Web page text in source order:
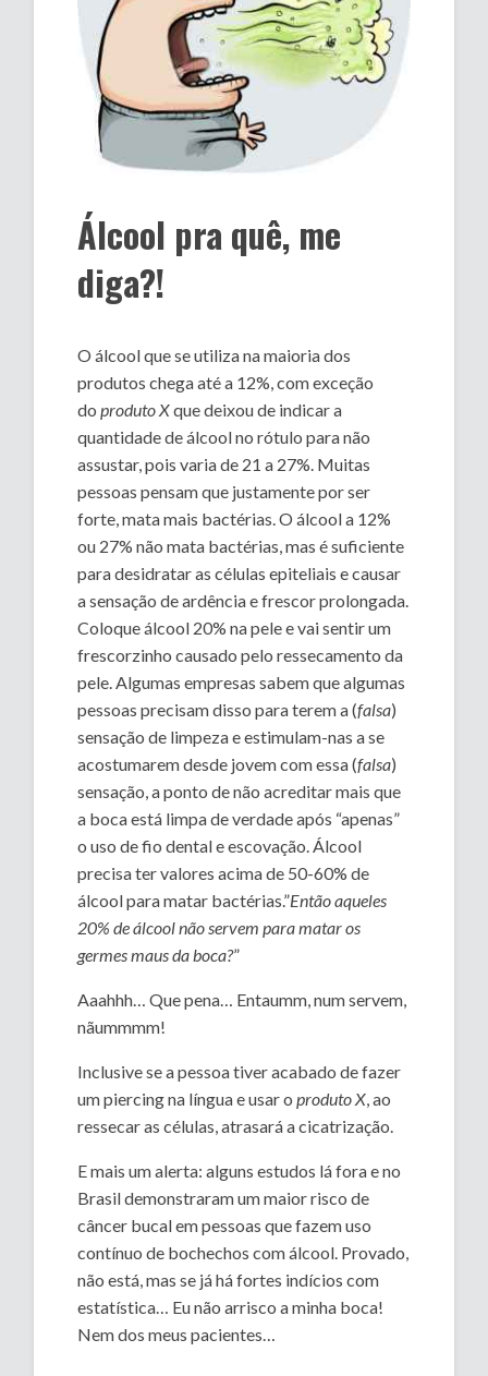
Álcool pra quê, me
diga?!
O álcool que se utiliza na maioria dos
produtos chega até a 12%, com exceção
do produto Xque deixou de indicar a
quantidade de álcool no rótulo para não
assustar, pois varia de 21 a 27%. Muitas
pessoas pensam que justamente por ser
forte, mata mais bactérias. O álcool a 12%
ou 27% não mata bactérias, mas é suficiente
para desidratar as células epiteliais e causar
a sensação de ardência e frescor prolongada.
Coloque álcool 20% na pele e vai sentir um
frescorzinho causado pelo ressecamento da
pele. Algumas empresas sabem que algumas
pessoas precisam disso para terem a (falsa)
sensação de limpeza e estimulam-nas a se
acostumarem desde jovem com essa (falsa)
sensação, a ponto de não acreditar mais que
a boca está limpa de verdade após “apenas”
o uso de fio dental e escovação. Álcool
precisa ter valores acima de 50-60% de
álcool para matar bactérias.”Então aqueles
20% de álcool não servem para matar os
germes maus da boca?”
Aaahhh… Que pena… Entaumm, num servem,
nãummmm!
Inclusive se a pessoa tiver acabado de fazer
um piercing na língua e usar o produto X , ao
ressecar as células, atrasará a cicatrização.
E mais um alerta: alguns estudos lá fora e no
Brasil demonstraram um maior risco de
câncer bucal em pessoas que fazem uso
contínuo de bochechos com álcool. Provado,
não está, mas se já há fortes indícios com
estatística… Eu não arrisco a minha boca!
Nem dos meus pacientes…